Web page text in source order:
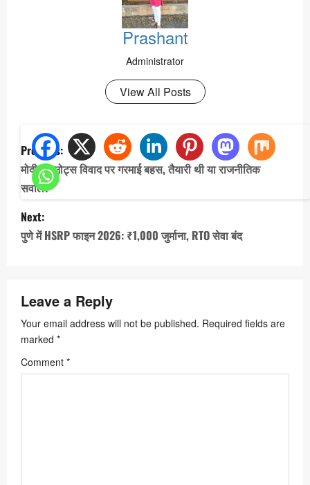
Prashant
Administrator
View All Posts
P
o
s
t
n
i
g
a
t
Previous:
मोदी G7 नोट्स विवाद पर गरमाई बहस, तैयारी थी या राजनीतिक
सवाल?
Next:
पुणे में HSRP फाइन 2026: ₹1,000 जुर्माना, RTO सेवा बंद
Leave a Reply
Your email address will not be published. Required fields are
marked *
Comment *